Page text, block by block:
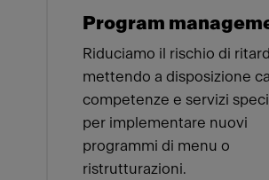
Program
Riduciamo il rischio di
mettendo a disposizione
competenze e servizi
per implementare nuovi
programmi di menu o
ristrutturazioni.